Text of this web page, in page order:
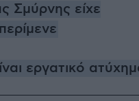
Σμύρνης είχε
εργατικό